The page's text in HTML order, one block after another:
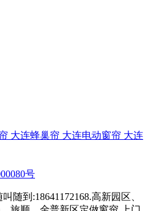
大连蜂巢帘 大连电动窗帘 大连
号
随到:18641172168.高新园区、